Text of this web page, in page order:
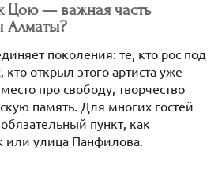
Цою — важная часть
Алматы?
поколения: те, кто рос под
кто открыл этого артиста уже
про свободу, творчество
память. Для многих гостей
пункт, как
или улица Панфилова.